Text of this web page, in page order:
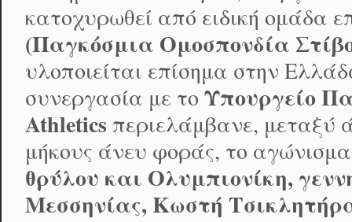
κατοχυρωθεί από ειδική ομάδα
(Παγκόσμια Ομοσπονδία
υλοποιείται επίσημα στην
συνεργασία με το Υπουργείο
Athletics περιελάμβανε, μεταξύ
μήκους άνευ φοράς, το
θρύλου και Ολυμπιονίκη,
Μεσσηνίας, Κωστή